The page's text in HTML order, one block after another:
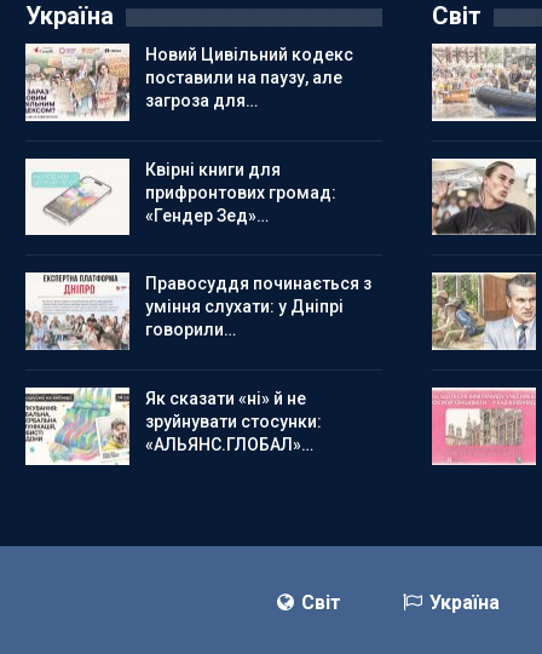
Україна
Новий Цивільний кодекс
поставили на паузу, але
загроза для…
Квірні книги для
прифронтових громад:
«Гендер Зед»…
Правосуддя починається з
уміння слухати: у Дніпрі
говорили…
Як сказати «ні» й не
зруйнувати стосунки:
«АЛЬЯНС.ГЛОБАЛ»…
Світ
Світ Україна